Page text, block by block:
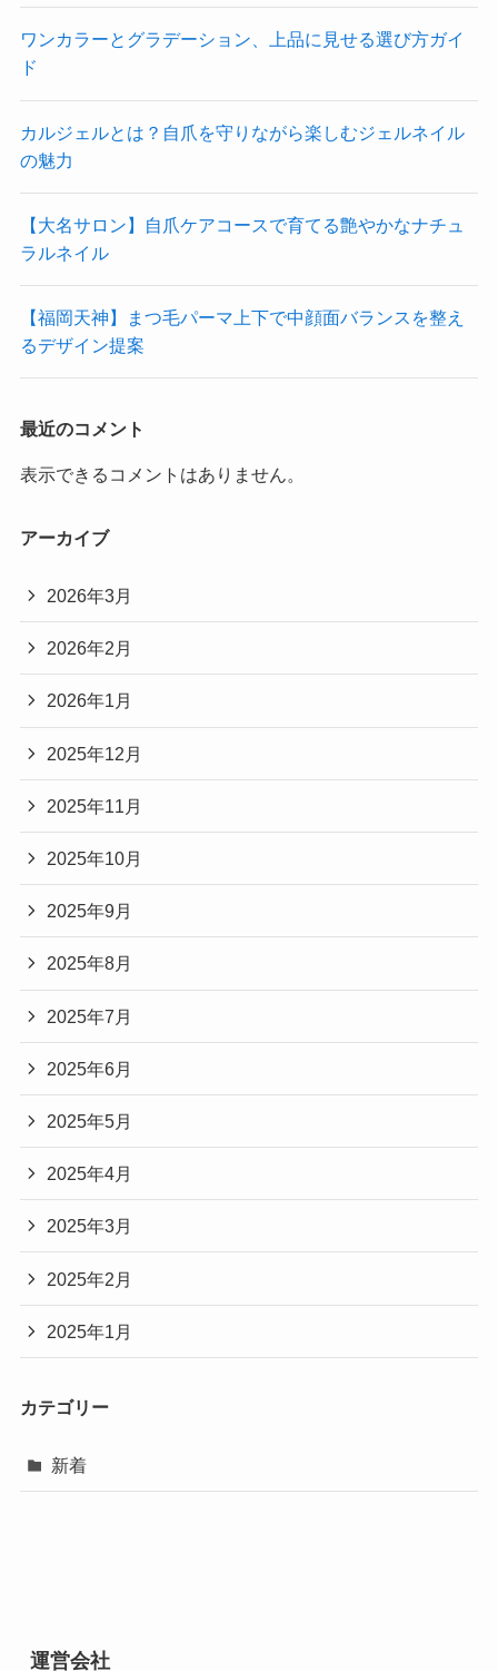
ワンカラーとグラデーション、上品に見せる選び方ガイ
ド
カルジェルとは？自爪を守りながら楽しむジェルネイル
の魅力
【大名サロン】自爪ケアコースで育てる艶やかなナチュ
ラルネイル
【福岡天神】まつ毛パーマ上下で中顔面バランスを整え
るデザイン提案
最近のコメント
表示できるコメントはありません。
アーカイブ
2026年3月
2026年2月
2026年1月
2025年12月
2025年11月
2025年10月
2025年9月
2025年8月
2025年7月
2025年6月
2025年5月
2025年4月
2025年3月
2025年2月
2025年1月
カテゴリー
新着
運営会社